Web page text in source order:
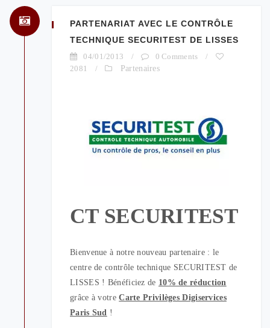
PARTENARIAT AVEC LE CONTRÔLE
TECHNIQUE SECURITEST DE LISSES
04/01/2013 / 0 Comments
/
2081
/ Partenaires
CT SECURITEST
Bienvenue à notre nouveau partenaire : le
centre de contrôle technique SECURITEST de
LISSES ! Bénéficiez de 10% de réduction
grâce à votreCarte Privilèges Digiservices
Paris Sud !